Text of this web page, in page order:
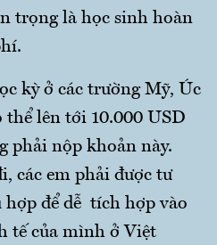
trọng là học sinh hoàn
kỳ ở các trường Mỹ, Úc
thể lên tới 10.000 USD
phải nộp khoản này.
các em phải được tư
để dễ tích hợp vào
tế của mình ở Việt